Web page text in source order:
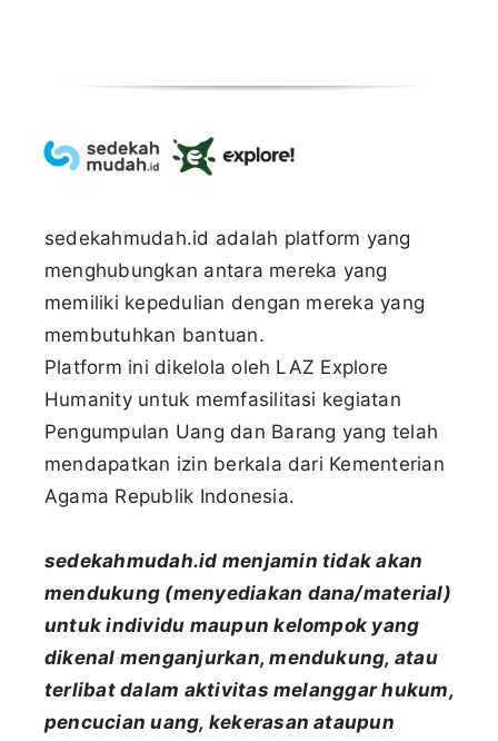
sedekahmudah.id adalah platform yang
menghubungkan antara mereka yang
memiliki kepedulian dengan mereka yang
membutuhkan bantuan.
Platform ini dikelola oleh LAZ Explore
Humanity untuk memfasilitasi kegiatan
Pengumpulan Uang dan Barang yang telah
mendapatkan izin berkala dari Kementerian
Agama Republik Indonesia.
sedekahmudah.id menjamin tidak akan
mendukung (menyediakan dana/material)
untuk individu maupun kelompok yang
dikenal menganjurkan, mendukung, atau
terlibat dalam aktivitas melanggar hukum,
pencucian uang, kekerasan ataupun